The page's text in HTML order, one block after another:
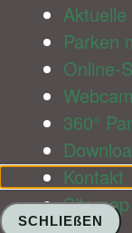
Parken
Online-
Webcam
360°
Kontakt
Sitemap
SCHLIEßEN